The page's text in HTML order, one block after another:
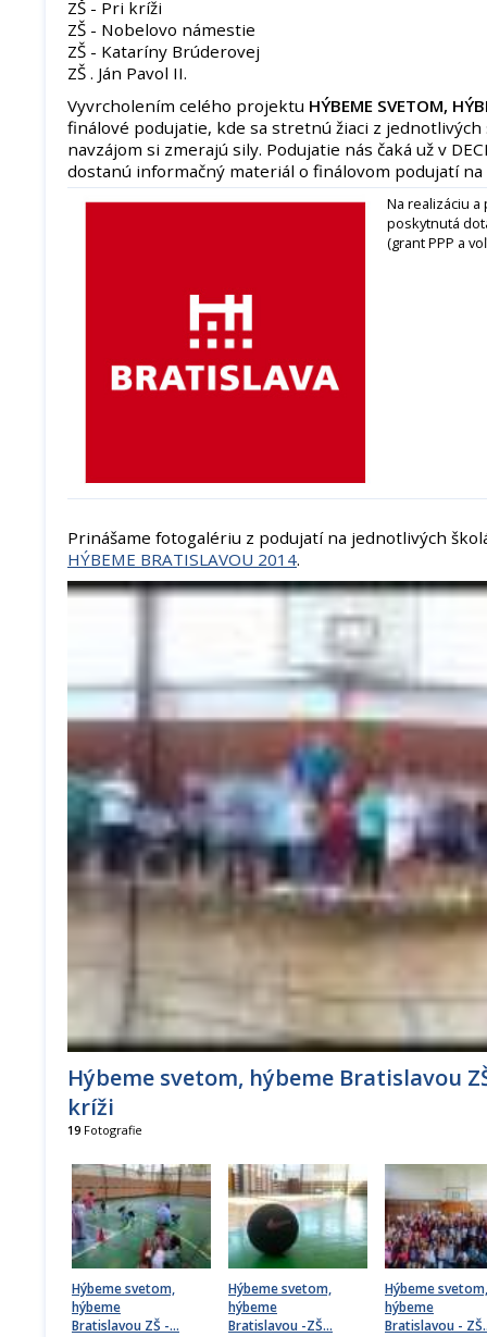
ZŠ - Pri kríži
ZŠ - Nobelovo námestie
ZŠ - Kataríny Brúderovej
ZŠ . Ján Pavol II.
Vyvrcholením celého projektu HÝBEME SVETOM,
finálové podujatie, kde sa stretnú žiaci z
navzájom si zmerajú sily. Podujatie nás čaká už v
dostanú informačný materiál o finálovom podujatí
Na realizáciu
poskytnutá
(grant PPP a
Prinášame fotogalériu z podujatí na jednotlivých
HÝBEME BRATISLAVOU 2014.
Hýbeme svetom, hýbeme Bratislavou
kríži
19 Fotografie
Hýbeme svetom,
hýbeme
Bratislavou ZŠ -…
Hýbeme svetom,
hýbeme
Bratislavou -ZŠ…
Hýbeme svetom,
hýbeme
Bratislavou - ZŠ